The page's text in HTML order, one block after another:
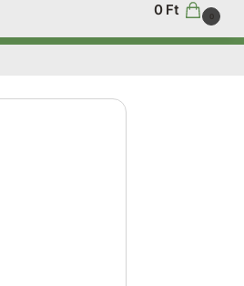
0 Ft 0